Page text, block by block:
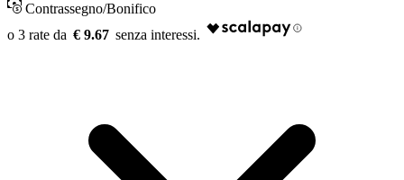
Contrassegno/Bonifico
€ 9.67